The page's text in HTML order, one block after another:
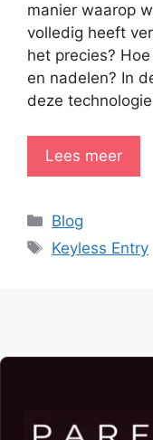
manier waarop
volledig heeft
het precies?
en nadelen? In
deze
Lees meer
Categorieën
Blog
Tags
Keyless Entry